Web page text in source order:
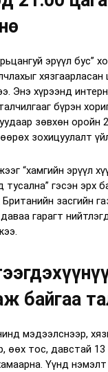
эрүүл бус”
хязгаарласан
Энэ хүрээнд
бүрэн
зөвхөн оройн
зохицуулалт
“хамгийн эрүүл
тусална” гэсэн эрх
Британийн засгийн
гарагт
байгаа
мэдээлснээр,
өөх тос, давстай 13
Үүнд нэмэлт